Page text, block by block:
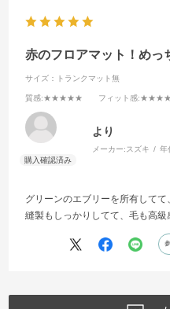
赤のフロアマット！めっ
サイズ：トランクマット無
質感:★★★★★ フィット感
より
メーカー: スズキ 年
グリーンのエブリーを所有して
縫製もしっかりしてて、毛も高級